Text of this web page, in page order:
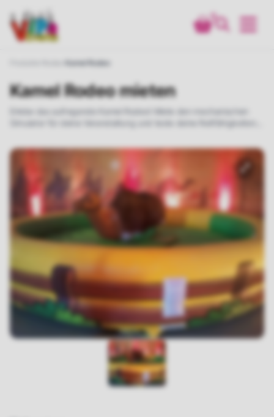
0
Kamel Rodeo
Kamel Rodeo mieten
Erlebe das aufregende Kamel Rodeo! Miete den mechanischen
Simulator für deine Veranstaltung und teste deine Reitfähigkeiten
garantiert!